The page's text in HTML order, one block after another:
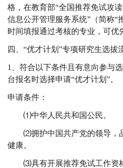
格，在教育部“全国推荐免试攻
信息公开管理服务系统”（简称“
时间填报通过考核的专业，可优
四、“优才计划”专项研究生选拔
1
、符合以下条件且有意向参与
台报名时选择申请“优才计划”。
申请条件：
⑴中华人民共和国公民。
⑵拥护中国共产党的领导，
健康。
⑶具有开展推荐免试工作资